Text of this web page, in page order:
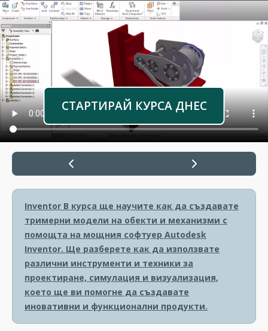
СТАРТИРАЙ КУРСА ДНЕС
Inventor В курса ще научите как да създавате
тримерни модели на обекти и механизми с
помощта на мощния софтуер Autodesk
Inventor. Ще разберете как да използвате
различни инструменти и техники за
проектиране, симулация и визуализация,
което ще ви помогне да създавате
иновативни и функционални продукти.